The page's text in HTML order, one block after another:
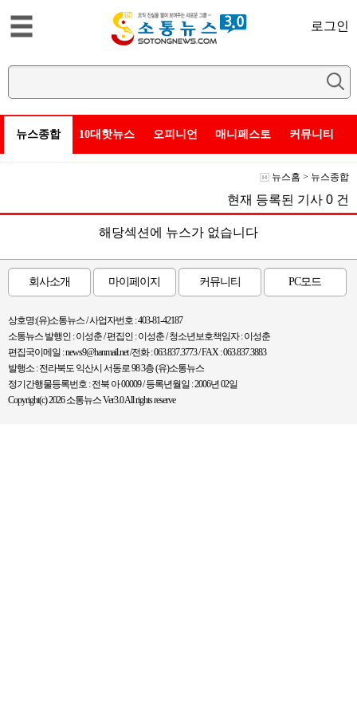
로그인
뉴스종합 10대핫뉴스 오피니언 매니페스토 커뮤니티
뉴스홈 > 뉴스종합
현재 등록된 기사 0 건
해당섹션에 뉴스가 없습니다
회사소개 마이페이지 커뮤니티 PC모드
상호명:(유)소통뉴스 / 사업자번호 : 403-81-42187
소통뉴스 발행인 : 이성춘 / 편집인 : 이성춘 / 청소년보호책임자 : 이성춘
편집국이메일 : news9@hanmail.net /전화 : 063.837.3773 / FAX : 063.837.3883
발행소 : 전라북도 익산시 서동로 98 3층 (유)소통뉴스
정기간행물등록번호 : 전북 아 00009 / 등록년월일 : 2006년 02일
Copyright(c) 2026 소통뉴스 Ver3.0 All rights reserve